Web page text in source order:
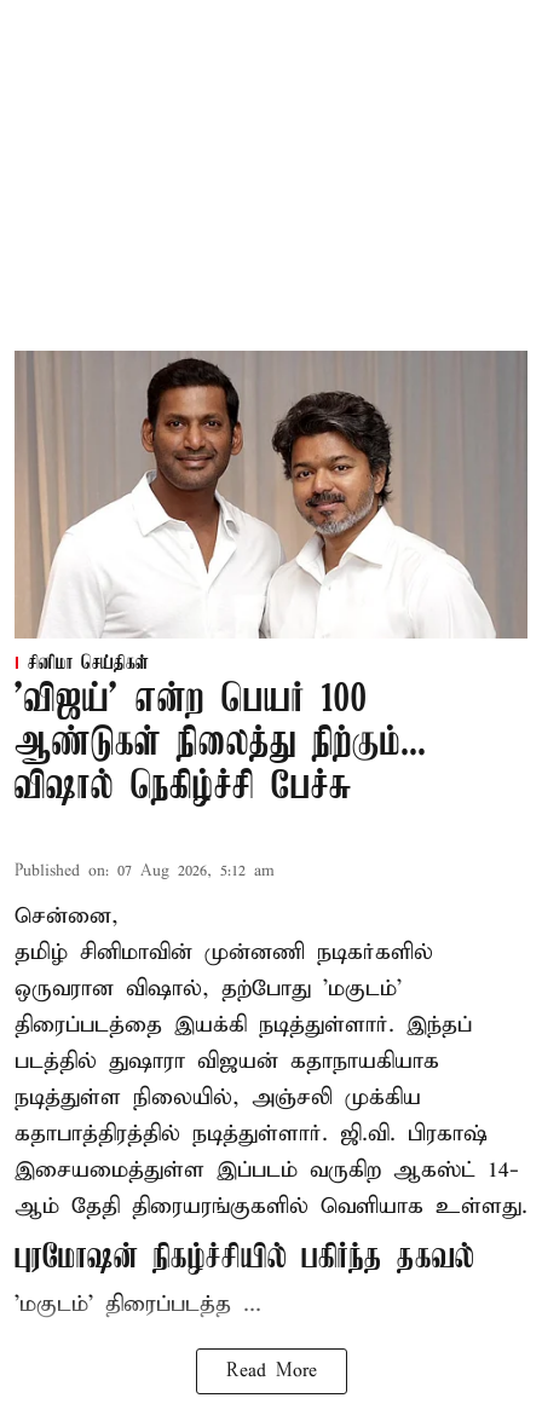
சினிமா செய்திகள்
'விஜய்' என்ற பெயர் 100
ஆண்டுகள் நிலைத்து நிற்கும்...
விஷால் நெகிழ்ச்சி பேச்சு
Published on: 07 Aug 2026, 5:12 am
சென்னை,
தமிழ் சினிமாவின் முன்னணி நடிகர்களில்
ஒருவரான விஷால், தற்போது 'மகுடம்'
திரைப்படத்தை இயக்கி நடித்துள்ளார். இந்தப்
படத்தில் துஷாரா விஜயன் கதாநாயகியாக
நடித்துள்ள நிலையில், அஞ்சலி முக்கிய
கதாபாத்திரத்தில் நடித்துள்ளார். ஜி.வி. பிரகாஷ்
இசையமைத்துள்ள இப்படம் வருகிற ஆகஸ்ட் 14-
ஆம் தேதி திரையரங்குகளில் வெளியாக உள்ளது.
புரமோஷன் நிகழ்ச்சியில் பகிர்ந்த தகவல்
'மகுடம்' திரைப்படத்த ...
Read More